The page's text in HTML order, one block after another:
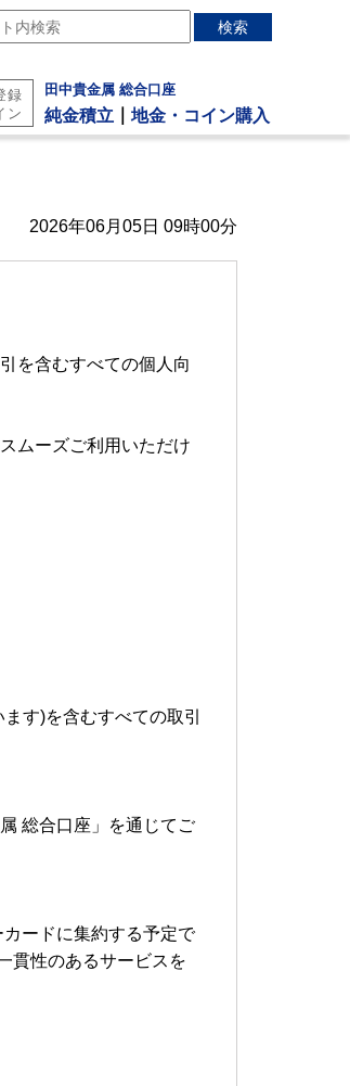
検索
田中貴金属 総合口座
純金積立 ｜地金・コイン購入
2026年06月05日 09時00分
を含むすべての個人向
ムーズご利用いただけ
す)を含むすべての取引
総合口座」を通じてご
ードに集約する予定で
貫性のあるサービスを